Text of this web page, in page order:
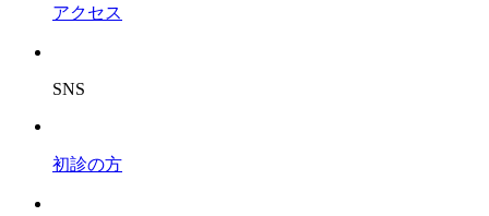
アクセス
SNS
初診の方